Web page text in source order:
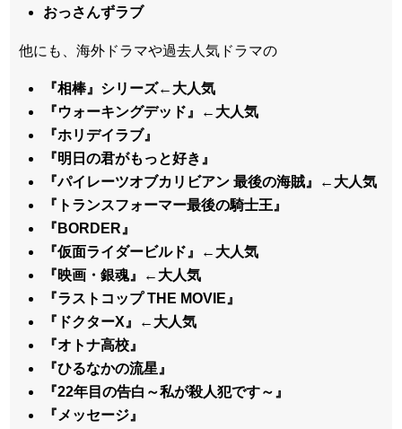
おっさんずラブ
他にも、海外ドラマや過去人気ドラマの
『相棒』シリーズ←大人気
『ウォーキングデッド』←大人気
『ホリデイラブ』
『明日の君がもっと好き』
『パイレーツオブカリビアン 最後の海賊』←大人気
『トランスフォーマー最後の騎士王』
『BORDER』
『仮面ライダービルド』←大人気
『映画・銀魂』←大人気
『ラストコップ THE MOVIE』
『ドクターX』←大人気
『オトナ高校』
『ひるなかの流星』
『22年目の告白～私が殺人犯です～』
『メッセージ』